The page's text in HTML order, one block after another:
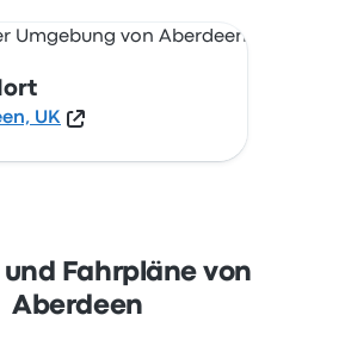
UK
und Fahrpläne von
Aberdeen